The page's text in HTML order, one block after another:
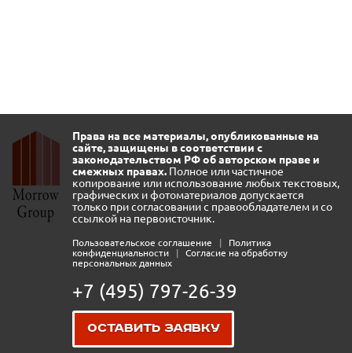
Права на все материалы, опубликованные на
сайте, защищены в соответствии с
законодательством РФ об авторском праве и
смежных правах. Полное или частичное
копирование или использование любых текстовых,
графических и фотоматериалов допускается
только при согласовании с правообладателем и со
ссылкой на первоисточник.
Пользовательское соглашение |
Политика
конфиденциальности
|
Согласие на обработку
персональных данных
+7 (495) 797-26-39
Оставить заявку